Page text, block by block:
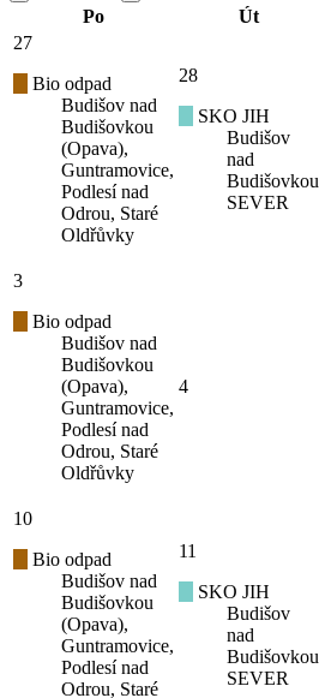
Po
Út
27
Bio odpad
Budišov nad
Budišovkou
(Opava),
Guntramovice,
Podlesí nad
Odrou, Staré
Oldřůvky
28
SKO JIH
Budišov
nad
Budišovkou
SEVER
3
Bio odpad
Budišov nad
Budišovkou
(Opava),
Guntramovice,
Podlesí nad
Odrou, Staré
Oldřůvky
4
10
Bio odpad
Budišov nad
Budišovkou
(Opava),
Guntramovice,
Podlesí nad
Odrou, Staré
11
SKO JIH
Budišov
nad
Budišovkou
SEVER